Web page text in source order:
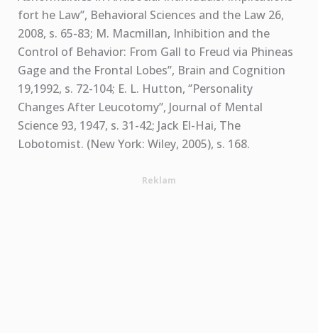
fort he Law’’, Behavioral Sciences and the Law 26,
2008, s. 65-83; M. Macmillan, Inhibition and the
Control of Behavior: From Gall to Freud via Phineas
Gage and the Frontal Lobes’’, Brain and Cognition
19,1992, s. 72-104; E. L. Hutton, ‘’Personality
Changes After Leucotomy’’, Journal of Mental
Science 93, 1947, s. 31-42; Jack El-Hai, The
Lobotomist. (New York: Wiley, 2005), s. 168.
Reklam